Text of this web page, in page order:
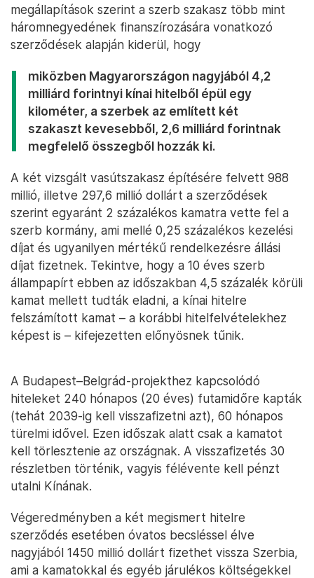
megállapítások szerint a szerb szakasz több mint
háromnegyedének finanszírozására vonatkozó
szerződések alapján kiderül, hogy
miközben Magyarországon nagyjából 4,2
milliárd forintnyi kínai hitelből épül egy
kilométer, a szerbek az említett két
szakaszt kevesebből, 2,6 milliárd forintnak
megfelelő összegből hozzák ki.
A két vizsgált vasútszakasz építésére felvett 988
millió, illetve 297,6 millió dollárt a szerződések
szerint egyaránt 2 százalékos kamatra vette fel a
szerb kormány, ami mellé 0,25 százalékos kezelési
díjat és ugyanilyen mértékű rendelkezésre állási
díjat fizetnek. Tekintve, hogy a 10 éves szerb
állampapírt ebben az időszakban 4,5 százalék körüli
kamat mellett tudták eladni, a kínai hitelre
felszámított kamat – a korábbi hitelfelvételekhez
képest is – kifejezetten előnyösnek tűnik.
A Budapest–Belgrád-projekthez kapcsolódó
hiteleket 240 hónapos (20 éves) futamidőre kapták
(tehát 2039-ig kell visszafizetni azt), 60 hónapos
türelmi idővel. Ezen időszak alatt csak a kamatot
kell törlesztenie az országnak. A visszafizetés 30
részletben történik, vagyis félévente kell pénzt
utalni Kínának.
Végeredményben a két megismert hitelre
szerződés esetében óvatos becsléssel élve
nagyjából 1450 millió dollárt fizethet vissza Szerbia,
ami a kamatokkal és egyéb járulékos költségekkel